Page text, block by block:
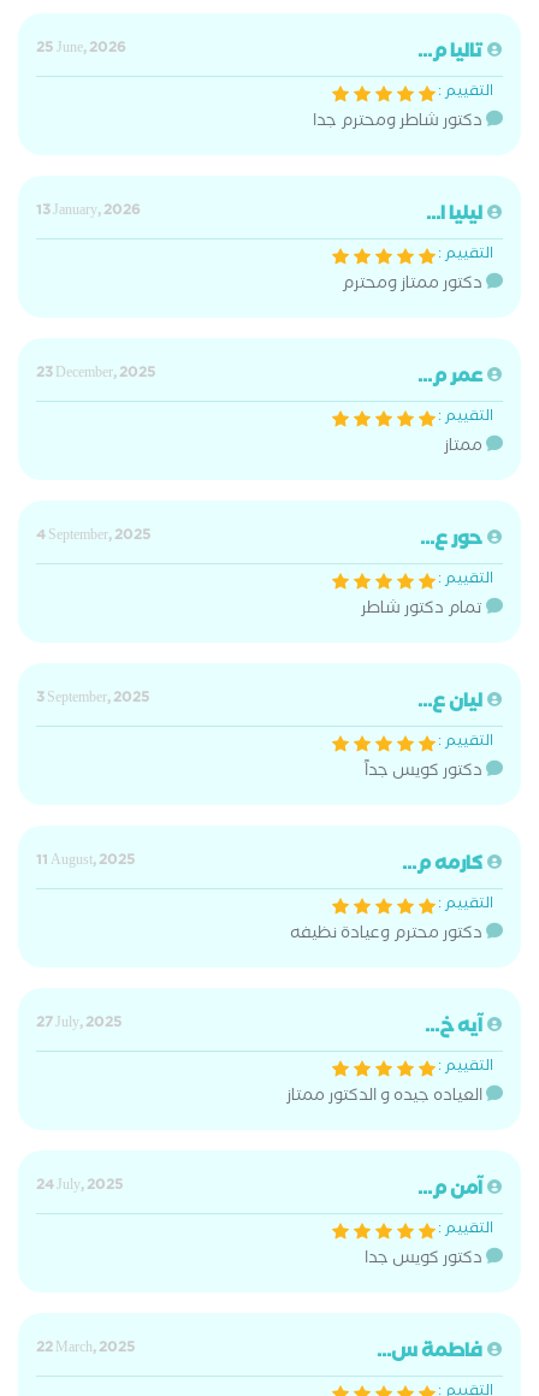
تاليا م...
25 June, 2026
التقييم :
دكتور شاطر ومحترم جدا
ليليا ا...
13 January, 2026
التقييم :
دكتور ممتاز ومحترم
عمر م...
23 December, 2025
التقييم :
ممتاز
حور ع...
4 September, 2025
التقييم :
تمام دكتور شاطر
ليان ع...
3 September, 2025
التقييم :
دكتور كويس جداً
كارمه م...
11 August, 2025
التقييم :
دكتور محترم وعيادة نظيفه
آيه خ...
27 July, 2025
التقييم :
العياده جيده و الدكتور ممتاز
آمن م...
24 July, 2025
التقييم :
دكتور كويس جدا
فاطمة س...
22 March, 2025